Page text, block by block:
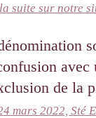
suite sur notre
avec
de la
mars 2022, Sté